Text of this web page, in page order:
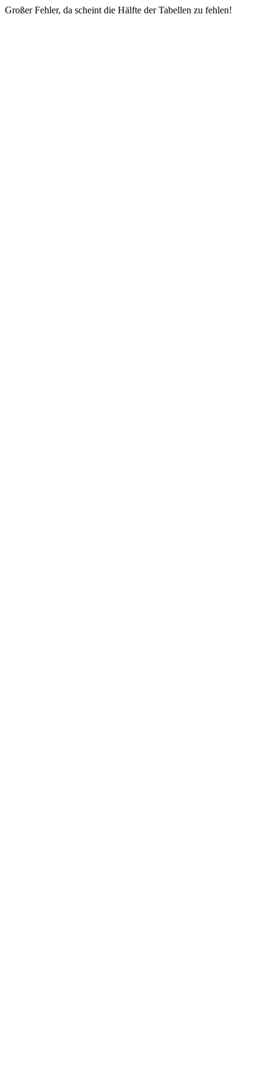
Großer Fehler, da scheint die Hälfte der Tabellen zu fehlen!